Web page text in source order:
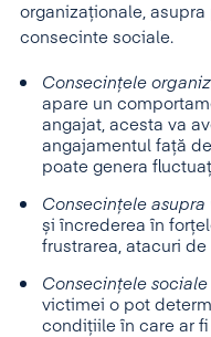
organizaționale,
consecinte sociale.
Consecințele
apare un
angajat, acesta va
angajamentul față
poate genera
Consecințele
și încrederea în
frustrarea, atacuri
Consecințele sociale
victimei o pot
condițiile în care ar